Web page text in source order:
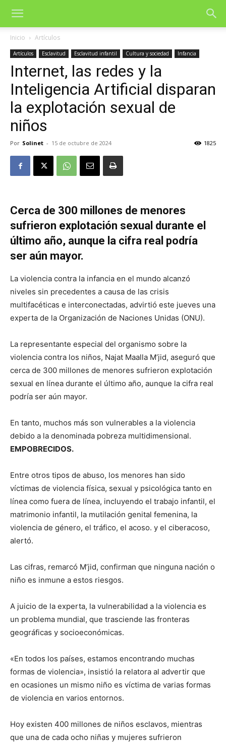
Inicio Artículos
Artículos Esclavitud Esclavitud infantil Cultura y sociedad Infancia
Internet, las redes y la
Inteligencia Artificial disparan
la explotación sexual de
niños
Por Solinet - 15 de octubre de 2024 1825
Cerca de 300 millones de menores
sufrieron explotación sexual durante el
último año, aunque la cifra real podría
ser aún mayor.
La violencia contra la infancia en el mundo alcanzó
niveles sin precedentes a causa de las crisis
multifacéticas e interconectadas, advirtió este jueves una
experta de la Organización de Naciones Unidas (ONU).
La representante especial del organismo sobre la
violencia contra los niños, Najat Maalla M’jid, aseguró que
cerca de 300 millones de menores sufrieron explotación
sexual en línea durante el último año, aunque la cifra real
podría ser aún mayor.
En tanto, muchos más son vulnerables a la violencia
debido a la denominada pobreza multidimensional.
EMPOBRECIDOS.
Entre otros tipos de abuso, los menores han sido
víctimas de violencia física, sexual y psicológica tanto en
línea como fuera de línea, incluyendo el trabajo infantil, el
matrimonio infantil, la mutilación genital femenina, la
violencia de género, el tráfico, el acoso. y el ciberacoso,
alertó.
Las cifras, remarcó M’jid, confirman que ninguna nación o
niño es inmune a estos riesgos.
A juicio de la experta, la vulnerabilidad a la violencia es
un problema mundial, que trasciende las fronteras
geográficas y socioeconómicas.
«En todos los países, estamos encontrando muchas
formas de violencia», insistió la relatora al advertir que
en ocasiones un mismo niño es víctima de varias formas
de violencia en varios entornos.
Hoy existen 400 millones de niños esclavos, mientras
que una de cada ocho niñas y mujeres sufrieron